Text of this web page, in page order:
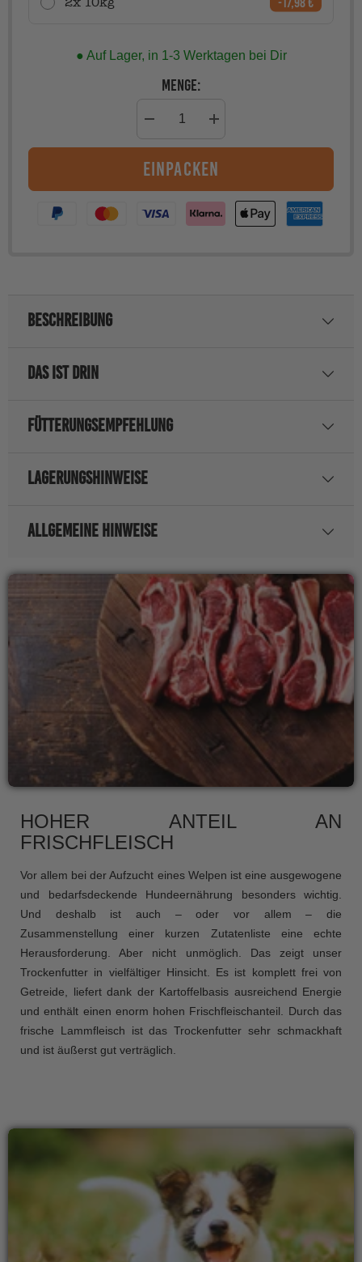
● Auf Lager, in 1-3 Werktagen bei Dir
Menge:
für
Lammragout
Welpe
Menge
für
Lammragout
Welpe
einpacken
BESCHREIBUNG
DAS IST DRIN
FÜTTERUNGSEMPFEHLUNG
LAGERUNGSHINWEISE
ALLGEMEINE HINWEISE
HOHER ANTEIL AN
FRISCHFLEISCH
Vor allem bei der Aufzucht eines Welpen ist eine ausgewogene
und bedarfsdeckende Hundeernährung besonders wichtig.
Und deshalb ist auch – oder vor allem – die
Zusammenstellung einer kurzen Zutatenliste eine echte
Herausforderung. Aber nicht unmöglich. Das zeigt unser
Trockenfutter in vielfältiger Hinsicht. Es ist komplett frei von
Getreide, liefert dank der Kartoffelbasis ausreichend Energie
und enthält einen enorm hohen Frischfleischanteil. Durch das
frische Lammfleisch ist das Trockenfutter sehr schmackhaft
und ist äußerst gut verträglich.